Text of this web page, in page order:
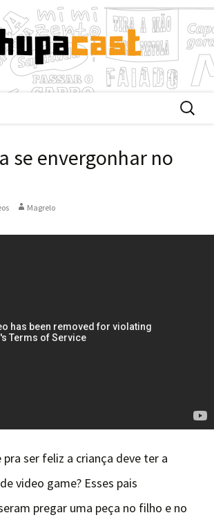
Buscar
se envergonhar no
Magrelo
ser feliz a criança deve ter a
video game? Esses pais
pregar uma peça no filho e no